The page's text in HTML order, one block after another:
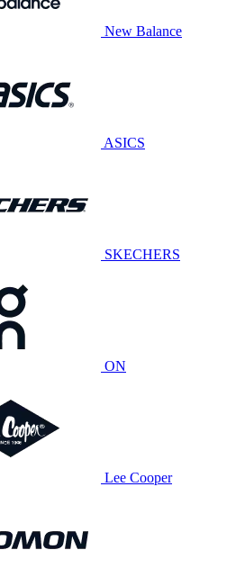
New Balance
ASICS
SKECHERS
ON
Lee Cooper